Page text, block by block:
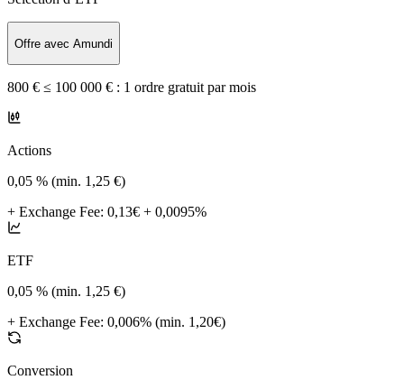
Offre avec Amundi
800 € ≤ 100 000 € : 1 ordre gratuit par mois
Actions
0,05 % (min. 1,25 €)
+ Exchange Fee: 0,13€ + 0,0095%
ETF
0,05 % (min. 1,25 €)
+ Exchange Fee: 0,006% (min. 1,20€)
Conversion